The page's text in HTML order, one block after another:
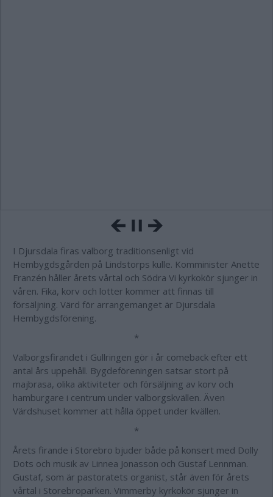
I Djursdala firas valborg traditionsenligt vid
Hembygdsgården på Lindstorps kulle. Komminister Anette
Franzén håller årets vårtal och Södra Vi kyrkokör sjunger in
våren. Fika, korv och lotter kommer att finnas till
försäljning. Värd för arrangemanget är Djursdala
Hembygdsförening.
*
Valborgsfirandet i Gullringen gör i år comeback efter ett
antal års uppehåll. Bygdeföreningen satsar stort på
majbrasa, olika aktiviteter och försäljning av korv och
hamburgare i centrum under valborgskvällen. Även
Värdshuset kommer att hålla öppet under kvällen.
*
Årets firande i Storebro bjuder både på konsert med Dolly
Dots och musik av Linnea Jonasson och Gustaf Lennman.
Gustaf, som är pastoratets organist, står även för årets
vårtal i Storebroparken. Vimmerby kyrkokör sjunger in